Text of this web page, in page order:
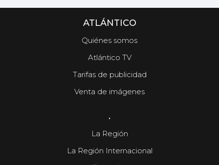
ATLÁNTICO
Quiénes somos
Atlántico TV
Tarifas de publicidad
Venta de imágenes
.
La Región
La Región Internacional